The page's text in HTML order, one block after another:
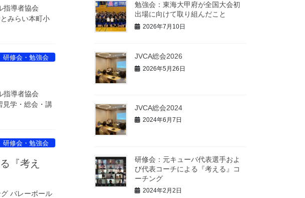
指導者協会
みらい本町小
研修会・勉強会
指導者協会
見学・総会・講
研修会・勉強会
『考え
バレーボール
勉強会：東海大甲府が全国大会初
出場に向けて取り組んだこと
2026年7月10日
JVCA総会2026
2026年5月26日
JVCA総会2024
2024年6月7日
研修会：元キューバ代表選手およ
び代表コーチによる『考える』コ
ーチング
2024年2月2日